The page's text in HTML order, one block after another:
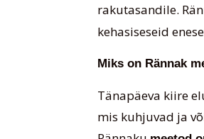
rakutasandile.
kehasiseseid
Miks on Rännak
Tänapäeva kiire
mis kuhjuvad ja